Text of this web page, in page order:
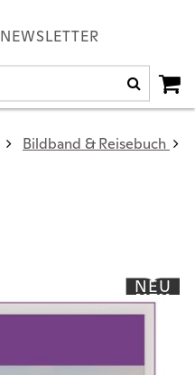
NEWSLETTER
Bildband & Reisebuch
NEU